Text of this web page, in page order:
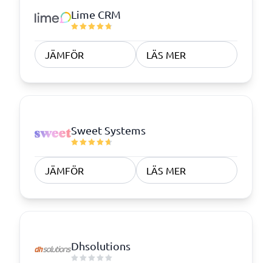
Lime CRM
JÄMFÖR LÄS MER
Sweet Systems
JÄMFÖR LÄS MER
Dhsolutions